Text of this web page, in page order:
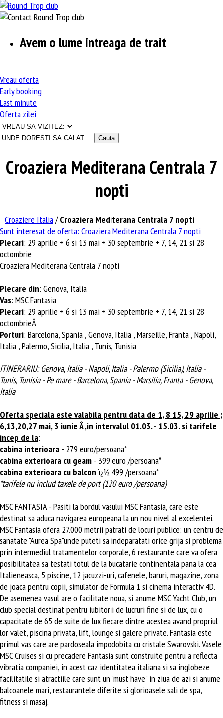
Avem o lume intreaga de trait
Vreauoferta
Earlybooking
Lastminute
Oferta zilei
Croaziera Mediterana Centrala 7
nopti
Croaziere Italia/Croaziera Mediterana Centrala 7 nopti
Sunt interesat de oferta: Croaziera Mediterana Centrala 7 nopti
Plecari: 29 aprilie + 6 si 13 mai + 30 septembrie + 7, 14, 21 si 28
octombrie
Croaziera Mediterana Centrala 7 nopti
Plecare din: Genova, Italia
Vas: MSC Fantasia
Plecari: 29 aprilie + 6 si 13 mai + 30 septembrie + 7, 14, 21 si 28
octombrieÂ
Porturi: Barcelona, Spania , Genova, Italia , Marseille, Franta , Napoli,
Italia , Palermo, Sicilia, Italia , Tunis, Tunisia
ITINERARIU: Genova, Italia - Napoli, Italia - Palermo (Sicilia), Italia -
Tunis, Tunisia - Pe mare - Barcelona, Spania - Marsilia, Franta - Genova,
Italia
Oferta speciala este valabila pentru data de 1, 8 15, 29 aprilie ;
6,13,20,27 mai, 3 iunie Â ,in intervalul 01.03. - 15.03. si tarifele
incep de la:
cabina interioara - 279 euro/persoana*
cabina exterioara cu geam - 399 euro /persoana*
cabina exterioara cu balconï¿½ 499 /persoana*
*tarifele nu includ taxele de port (120 euro /persoana)
MSC FANTASIA - Pasiti la bordul vasului MSC Fantasia, care este
destinat sa aduca navigarea europeana la un nou nivel al excelentei.
MSC Fantasia ofera 27.000 metrii patrati de locuri publice: un centru de
sanatate "Aurea Spa"unde puteti sa indeparatati orice grija si problema
prin intermediul tratamentelor corporale, 6 restaurante care va ofera
posibilitatea sa testati totul de la bucatarie continentala pana la cea
Italieneasca, 5 piscine, 12 jacuzzi-uri, cafenele, baruri, magazine, zona
de joaca pentru copii, simulator de Formula 1 si cinema interactiv 4D.
De asemenea vasul are o facilitate noua, si anume MSC Yacht Club, un
club special destinat pentru iubitorii de lucruri fine si de lux, cu o
capacitate de 65 de suite de lux fiecare dintre acestea avand propriul
lor valet, piscina privata, lift, lounge si galere private. Fantasia este
primul vas care are pardoseala impodobita cu cristale Swarovski. Vasele
MSC Cruises si cu precadere Fantasia sunt construite pentru a reflecta
vibratia companiei, in acest caz identitatea italiana si sa inglobeze
facilitatile si atractiile care sunt un "must have" in ziua de azi si anume
balcoanele mari, restaurantele diferite si glorioasele sali de spa,
fitness si masaj.